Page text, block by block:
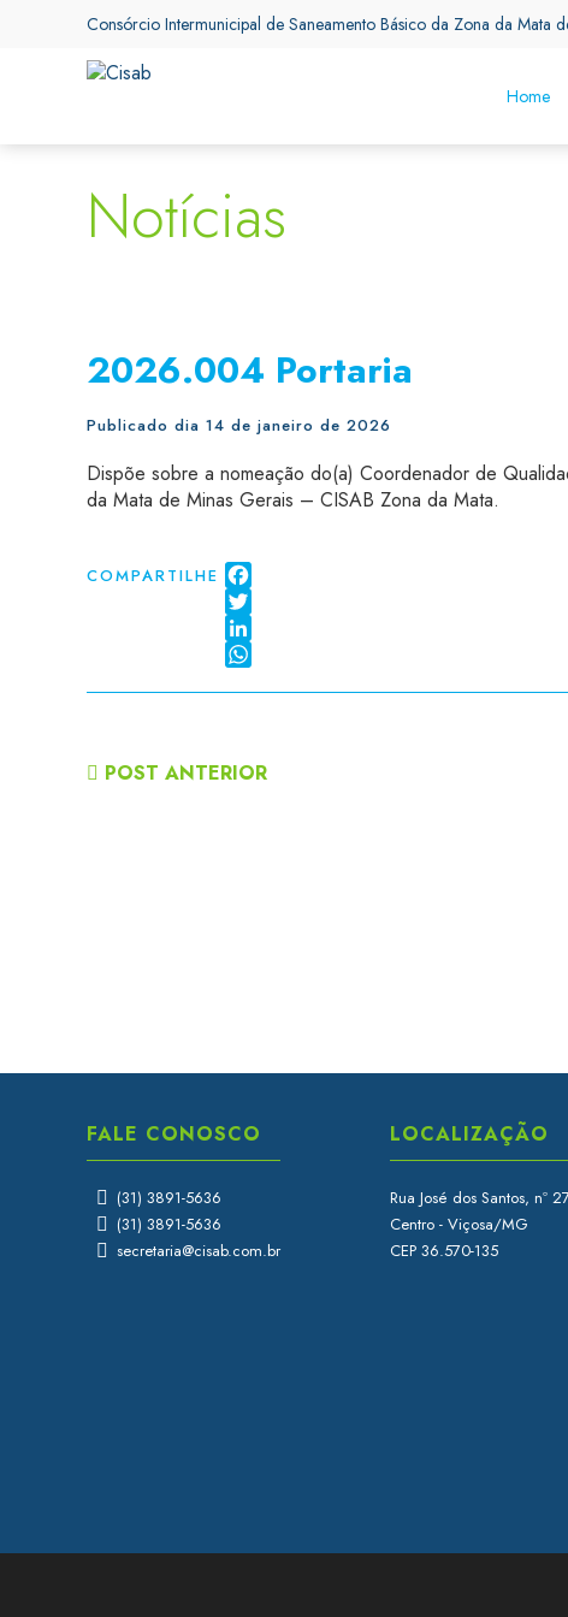
Consórcio Intermunicipal de Saneamento Básico da Zona da Mata
Home
Notícias
2026.004 Portaria
Publicado dia 14 de janeiro de 2026
Dispõe sobre a nomeação do(a) Coordenador de
da Mata de Minas Gerais – CISAB Zona da Mata.
COMPARTILHE
Facebook
Twitter
LinkedIn
POST ANTERIOR
FALE CONOSCO
(31) 3891-5636
(31) 3891-5636
secretaria@cisab.com.br
LOCALIZAÇÃO
Rua José dos Santos, nº
Centro - Viçosa/MG
CEP 36.570-135